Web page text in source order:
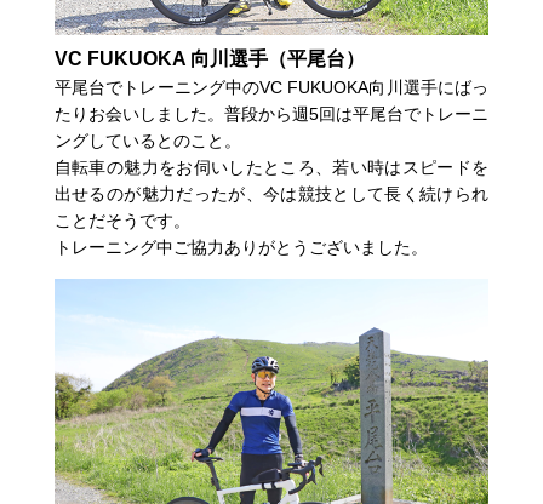
VC FUKUOKA 向川選手（平尾台）
平尾台でトレーニング中のVC FUKUOKA向川選手にばっ
たりお会いしました。普段から週5回は平尾台でトレーニ
ングしているとのこと。
自転車の魅力をお伺いしたところ、若い時はスピードを
出せるのが魅力だったが、今は競技として長く続けられ
ことだそうです。
トレーニング中ご協力ありがとうございました。